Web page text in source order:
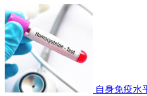
自身免疫水